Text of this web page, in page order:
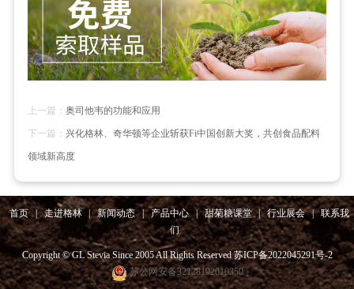
上一篇：奥司他韦的功能和应用
下一篇： 兴化格林、奇华顿等企业斩获Fi中国创新大奖，共创食品配料
领域新高度
首页 | 走进格林 | 新闻动态 | 产品中心 | 甜菊糖课堂 | 行业展会 | 联系我
们
Copyright © GL Stevia Since 2005 All Rights Reserved苏ICP备2022045291号-2
苏公网安备32128102010350